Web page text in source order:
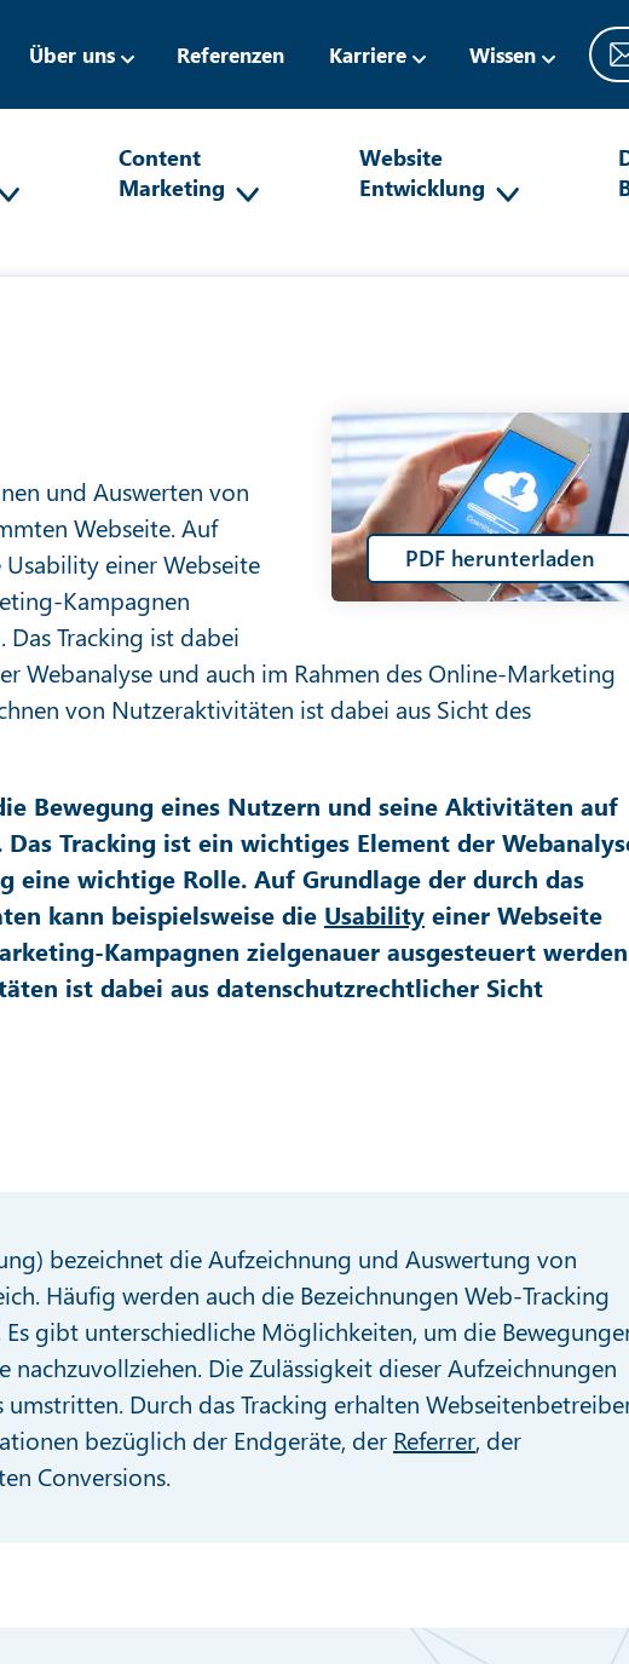
Über uns Referenzen Karriere Wissen
Content
Marketing
Website
Entwicklung
PDF herunterladen
und Auswerten von
Webseite. Auf
einer Webseite
Kampagnen
Tracking ist dabei
Webanalyse und auch im Rahmen des Online-Marketing
von Nutzeraktivitäten ist dabei aus Sicht des
Bewegung eines Nutzern und seine Aktivitäten auf
Tracking ist ein wichtiges Element der
eine wichtige Rolle. Auf Grundlage der durch das
kann beispielsweise die Usability einer Webseite
Kampagnen zielgenauer ausgesteuert
ist dabei aus datenschutzrechtlicher Sicht
bezeichnet die Aufzeichnung und Auswertung von
Häufig werden auch die Bezeichnungen Web-Tracking
gibt unterschiedliche Möglichkeiten, um die
nachzuvollziehen. Die Zulässigkeit dieser Aufzeichnungen
umstritten. Durch das Tracking erhalten
bezüglich der Endgeräte, der Referrer, der
Conversions.